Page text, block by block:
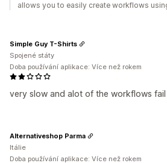
allows you to easily create workflows
very slow and alot of the workflows fail
Simple Guy T-Shirts
Spojené státy
Doba používání aplikace: Více než rokem
Alternativeshop Parma
Itálie
Doba používání aplikace: Více než rokem